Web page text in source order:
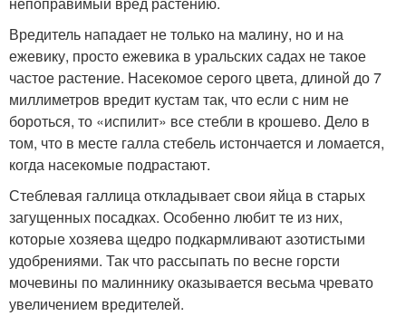
Вредитель нападает не только на малину, но и на
ежевику, просто ежевика в уральских садах не такое
частое растение. Насекомое серого цвета, длиной до 7
миллиметров вредит кустам так, что если с ним не
бороться, то «испилит» все стебли в крошево. Дело в
том, что в месте галла стебель истончается и ломается,
когда насекомые подрастают.
Стеблевая галлица откладывает свои яйца в старых
загущенных посадках. Особенно любит те из них,
которые хозяева щедро подкармливают азотистыми
удобрениями. Так что рассыпать по весне горсти
мочевины по малиннику оказывается весьма чревато
увеличением вредителей.